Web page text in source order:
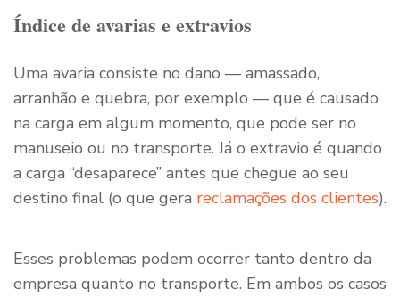
Índice de avarias e extravios
Uma avaria consiste no dano — amassado,
arranhão e quebra, por exemplo — que é causado
na carga em algum momento, que pode ser no
manuseio ou no transporte. Já o extravio é quando
a carga “desaparece” antes que chegue ao seu
destino final (o que gera reclamações dos clientes).
Esses problemas podem ocorrer tanto dentro da
empresa quanto no transporte. Em ambos os casos